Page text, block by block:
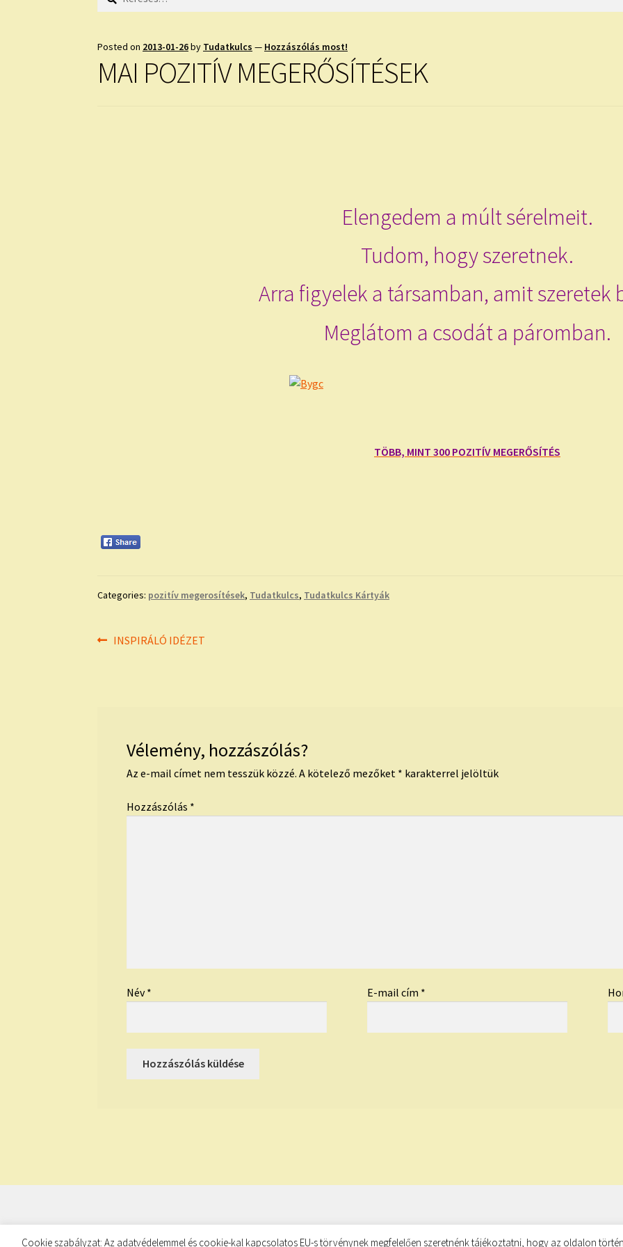
Posted on 2013-01-26by Tudatkulcs — Hozzászólás most!
MAI POZITÍV MEGERŐSÍTÉSEK
Elengedem a múlt sérelmeit.
Tudom, hogy szeretnek.
Arra figyelek a társamban, amit szeretek
Meglátom a csodát a páromban.
TÖBB, MINT 300 POZITÍV MEGERŐSÍTÉS
Categories: pozitív megerosítések, Tudatkulcs, Tudatkulcs Kártyák
Bejegyzés
Previous
INSPIRÁLÓ IDÉZET
Vélemény, hozzászólás?
Az e-mail címet nem tesszük közzé. A kötelező mezőket * karakterrel jelöltük
Hozzászólás *
Név* E-mail cím *
© TUDATKULCS 2026
Cookie szabályzat: Az adatvédelemmel és cookie-kal kapcsolatos EU-s törvénynek megfelelően szeretnénk tájékoztatni, hogy az oldalon